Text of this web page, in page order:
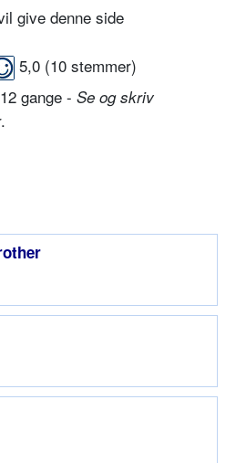
give denne side
5,0 (10 stemmer)
gange - Se og skriv
.